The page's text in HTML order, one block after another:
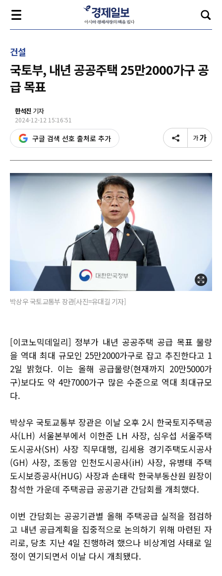
건설
국토부, 내년 공공주택 25만2000가구 공
급 목표
한석진 기자
2024-12-12 15:16:51
구글 검색 선호 출처로 추가
박상우 국토교통부 장관[사진=유대길 기자]
[이코노믹데일리] 정부가 내년 공공주택 공급 목표 물량
을 역대 최대 규모인 25만2000가구로 잡고 추진한다고 1
2일 밝혔다. 이는 올해 공급물량(현재까지 20만5000가
구)보다도 약 4만7000가구 많은 수준으로 역대 최대규모
다.
박상우 국토교통부 장관은 이날 오후 2시 한국토지주택공
사(LH) 서울본부에서 이한준 LH 사장, 심우섭 서울주택
도시공사(SH) 사장 직무대행, 김세용 경기주택도시공사
(GH) 사장, 조동암 인천도시공사(iH) 사장, 유병태 주택
도시보증공사(HUG) 사장과 손태락 한국부동산원 원장이
참석한 가운데 주택공급 공공기관 간담회를 개최했다.
이번 간담회는 공공기관별 올해 주택공급 실적을 점검하
고 내년 공급계획을 집중적으로 논의하기 위해 마련된 자
리로, 당초 지난 4일 진행하려 했으나 비상계엄 사태로 일
정이 연기되면서 이날 다시 개최됐다.